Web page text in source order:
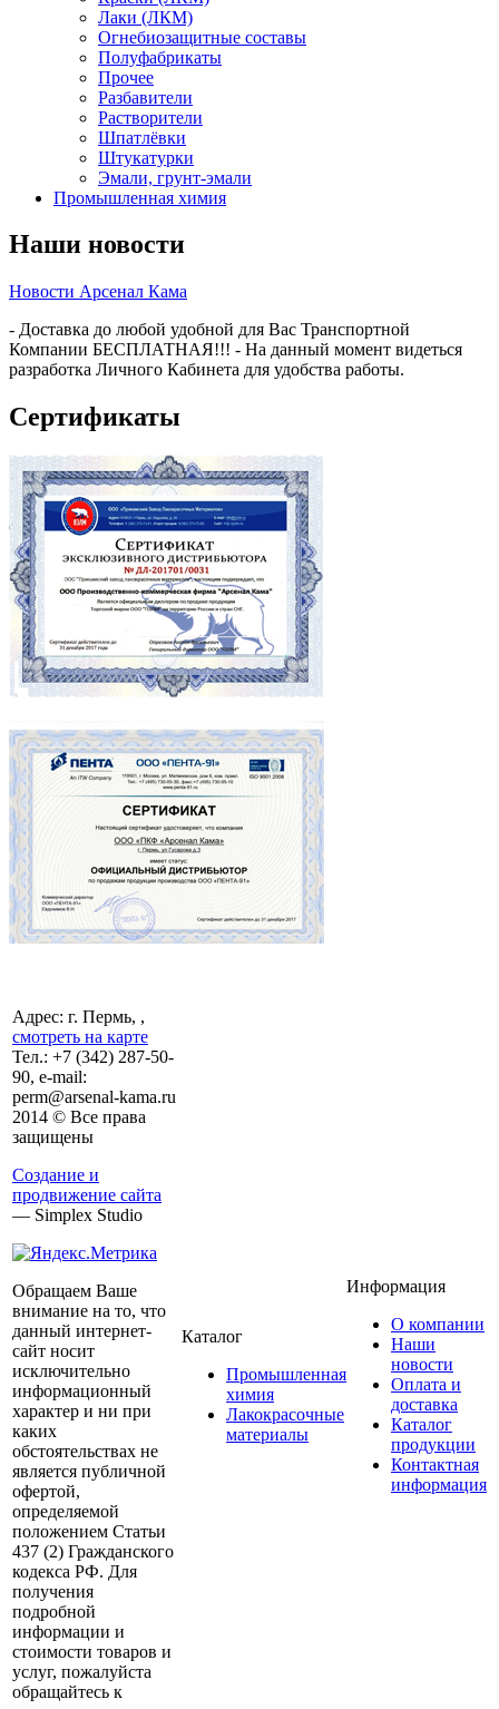
Лаки (ЛКМ)
Огнебиозащитные составы
Полуфабрикаты
Прочее
Разбавители
Растворители
Шпатлёвки
Штукатурки
Эмали, грунт-эмали
Промышленная химия
Наши новости
Новости Арсенал Кама
- Доставка до любой удобной для Вас Транспортной
Компании БЕСПЛАТНАЯ!!! - На данный момент видеться
разработка Личного Кабинета для удобства работы.
Сертификаты
Адрес: г. Пермь, ,
смотреть на карте
Тел.: +7 (342) 287-50-
90, e-mail:
perm@arsenal-kama.ru
2014 © Все права
защищены
Создание и
продвижение сайта
— Simplex Studio
Обращаем Ваше
внимание на то, что
данный интернет-
сайт носит
исключительно
информационный
характер и ни при
каких
обстоятельствах не
является публичной
офертой,
определяемой
положением Статьи
437 (2) Гражданского
кодекса РФ. Для
получения
подробной
информации и
стоимости товаров и
услуг, пожалуйста
обращайтесь к
Каталог
Промышленная
химия
Лакокрасочные
материалы
Информация
О компании
Наши
новости
Оплата и
доставка
Каталог
продукции
Контактная
информация